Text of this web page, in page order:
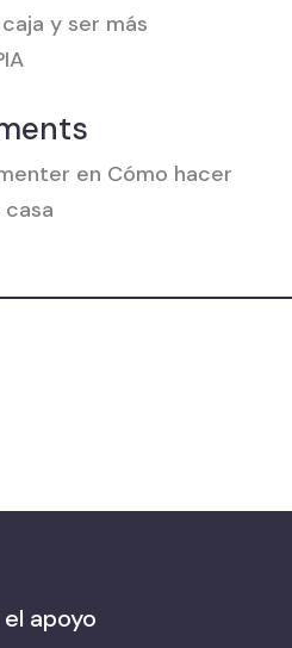
y ser más
en Cómo hacer
apoyo